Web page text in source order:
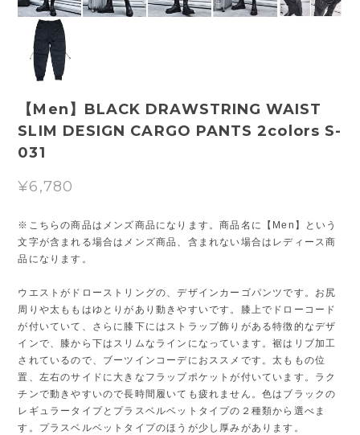
【Men】BLACK DRAWSTRING WAIST
SLIM DESIGN CARGO PANTS 2colors S-
031
¥6,780
※こちらの商品はメンズ商品になります。商品名に【Men】という
文字が含まれる場合はメンズ商品、含まれない場合はレディース商
品になります。
ウエストがドローストリングの、デザインカーゴパンツです。お尻
周りや太ももはゆとりがあり動きやすいです。膝上でドローコード
が付いていて、さらに膝下にはストラップ飾りがある特徴的なデザ
インで、膝から下はスリムなラインになっています。裾はリブ加工
されているので、ブーツインコーデにおススメです。太ももの位
置、左右のサイドに大きなフラップポケットが付いています。ラク
チンで動きやすいので長時間履いても疲れません。色はブラックの
レギュラータイプとプラスベルベットタイプの２種類から選べま
す。プラスベルベットタイプのほうが少し厚みがあります。